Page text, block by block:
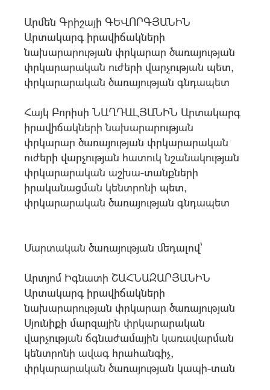
Արմեն Գրիշայի ԳԵՎՈՐԳՅԱՆԻՆ
Արտակարգ իրավիճակների
նախարարության փրկարար ծառայության
փրկարարական ուժերի վարչության պետ,
փրկարարական ծառայության գնդապետ
Հայկ Բորիսի ՆԱՂԴԱԼՅԱՆԻՆ Արտակարգ
իրավիճակների նախարարության
փրկարար ծառայության փրկարարական
ուժերի վարչության հատուկ նշանակության
փրկարարական աշխա-տանքների
իրականացման կենտրոնի պետ,
փրկարարական ծառայության գնդապետ
Մարտական ծառայության մեդալով՝
Արտյոմ Իգնատի ՇԱՀՆԱԶԱՐՅԱՆԻՆ
Արտակարգ իրավիճակների
նախարարության փրկարար ծառայության
Սյունիքի մարզային փրկարարական
վարչության ճգնաժամային կառավարման
կենտրոնի ավագ հրահանգիչ,
փրկարարական ծառայության կապի-տան